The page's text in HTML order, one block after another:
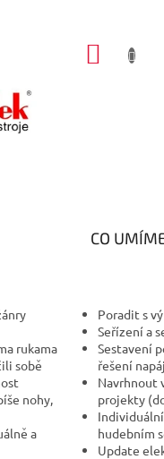
CO UMÍME
rukama
sobě
nohy,
a
Poradit s
Seřízení a
Sestavení
řešení
Navrhnout
projekty
hudebním
Update